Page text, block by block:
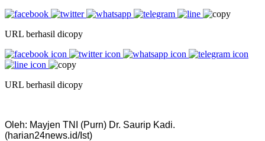
URL berhasil dicopy
URL berhasil dicopy
Oleh: Mayjen TNI (Purn) Dr. Saurip Kadi.
(harian24news.id/Ist)